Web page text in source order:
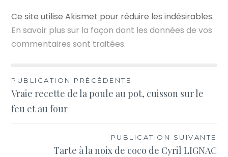
Ce site utilise Akismet pour réduire les indésirables.
En savoir plus sur la façon dont les données de vos
commentaires sont traitées.
Navigation
de
l’article
PUBLICATION PRÉCÉDENTE
Vraie recette de la poule au pot, cuisson sur le
feu et au four
PUBLICATION SUIVANTE
Tarte à la noix de coco de Cyril LIGNAC